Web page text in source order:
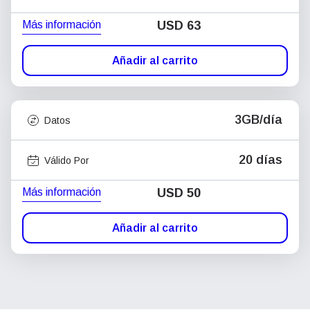
Más información USD 63
Añadir al carrito
Datos 3GB/día
Válido Por 20 días
Más información USD 50
Añadir al carrito